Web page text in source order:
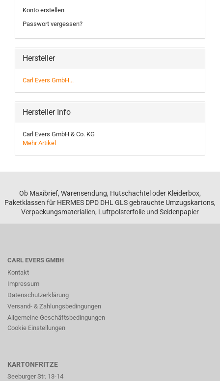
Konto erstellen
Passwort vergessen?
Hersteller
Carl Evers GmbH...
Hersteller Info
Carl Evers GmbH & Co. KG
Mehr Artikel
Ob Maxibrief, Warensendung, Hutschachtel oder Kleiderbox,
Paketklassen für HERMES DPD DHL GLS gebrauchte Umzugskartons,
Verpackungsmaterialien, Luftpolsterfolie und Seidenpapier
CARL EVERS GMBH
Kontakt
Impressum
Datenschutzerklärung
Versand- & Zahlungsbedingungen
Allgemeine Geschäftsbedingungen
Cookie Einstellungen
KARTONFRITZE
Seeburger Str. 13-14